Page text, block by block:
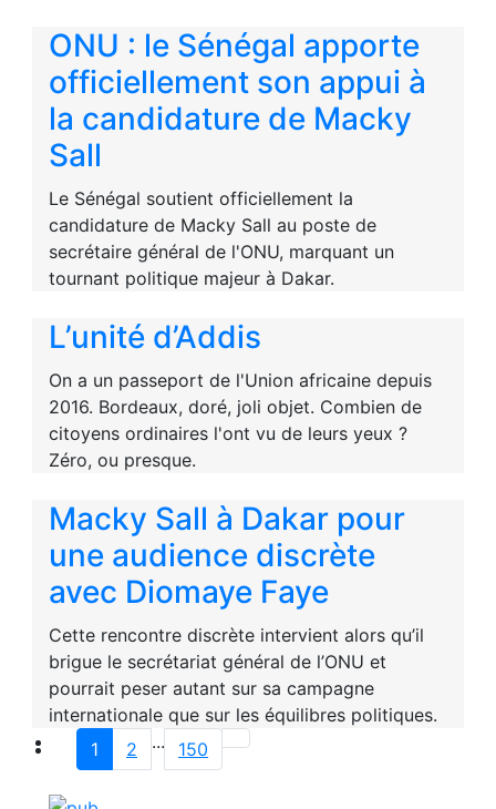
ONU : le Sénégal apporte
officiellement son appui à
la candidature de Macky
Sall
Le Sénégal soutient officiellement la
candidature de Macky Sall au poste de
secrétaire général de l'ONU, marquant un
tournant politique majeur à Dakar.
L’unité d’Addis
On a un passeport de l'Union africaine depuis
2016. Bordeaux, doré, joli objet. Combien de
citoyens ordinaires l'ont vu de leurs yeux ?
Zéro, ou presque.
Macky Sall à Dakar pour
une audience discrète
avec Diomaye Faye
Cette rencontre discrète intervient alors qu’il
brigue le secrétariat général de l’ONU et
pourrait peser autant sur sa campagne
internationale que sur les équilibres politiques.
1
2 ... 150